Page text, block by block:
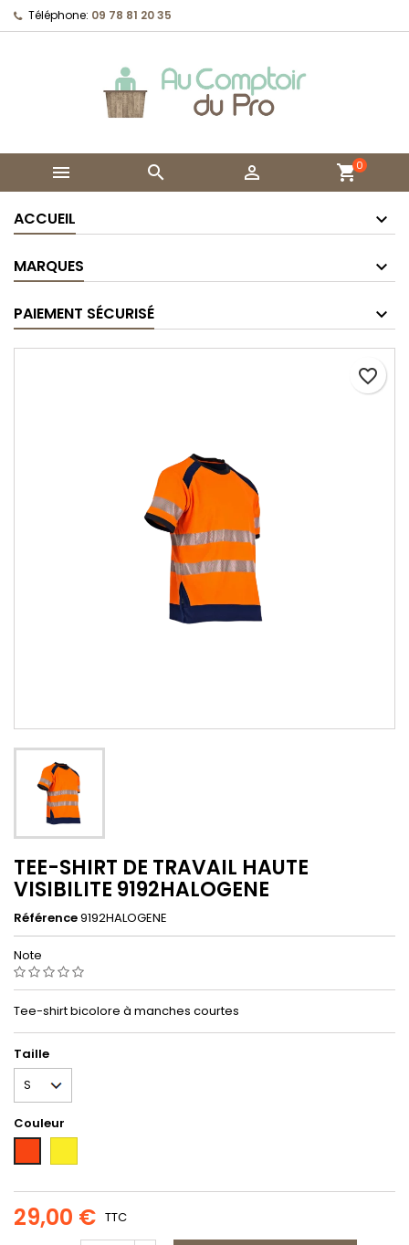
Téléphone: 09 78 81 20 35
   shopping_cart0
ACCUEIL
MARQUES
PAIEMENT SÉCURISÉ
favorite_border
TEE-SHIRT DE TRAVAIL HAUTE
VISIBILITE 9192HALOGENE
Référence9192HALOGENE
Note
Tee-shirt bicolore à manches courtes
Taille
Couleur
orangeyellow
29,00 € TTC